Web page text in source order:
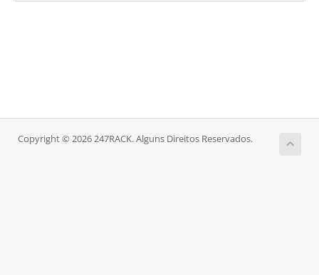
Copyright © 2026 247RACK. Alguns Direitos Reservados.